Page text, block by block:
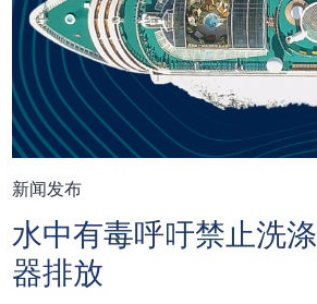
新闻发布
水中有毒呼吁禁止洗涤
器排放